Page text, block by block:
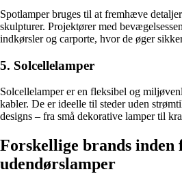
Spotlamper bruges til at fremhæve
skulpturer. Projektører med
indkørsler og carporte, hvor de øger
5. Solcellelamper
Solcellelamper er en fleksibel og
kabler. De er ideelle til steder uden
designs – fra små dekorative lamper til
Forskellige brands inden
udendørslamper